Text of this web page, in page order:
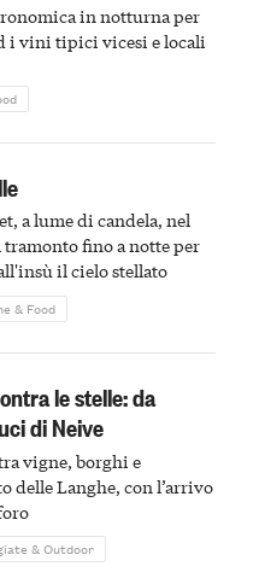
in notturna per
i vini tipici vicesi e locali
a lume di candela, nel
tramonto fino a notte per
il cielo stellato
& Food
le stelle: da
di Neive
vigne, borghi e
delle Langhe, con l’arrivo
& Outdoor